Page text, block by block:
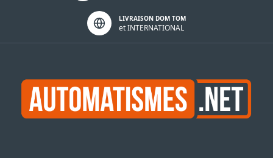
LIVRAISON DOM TOM
et INTERNATIONAL